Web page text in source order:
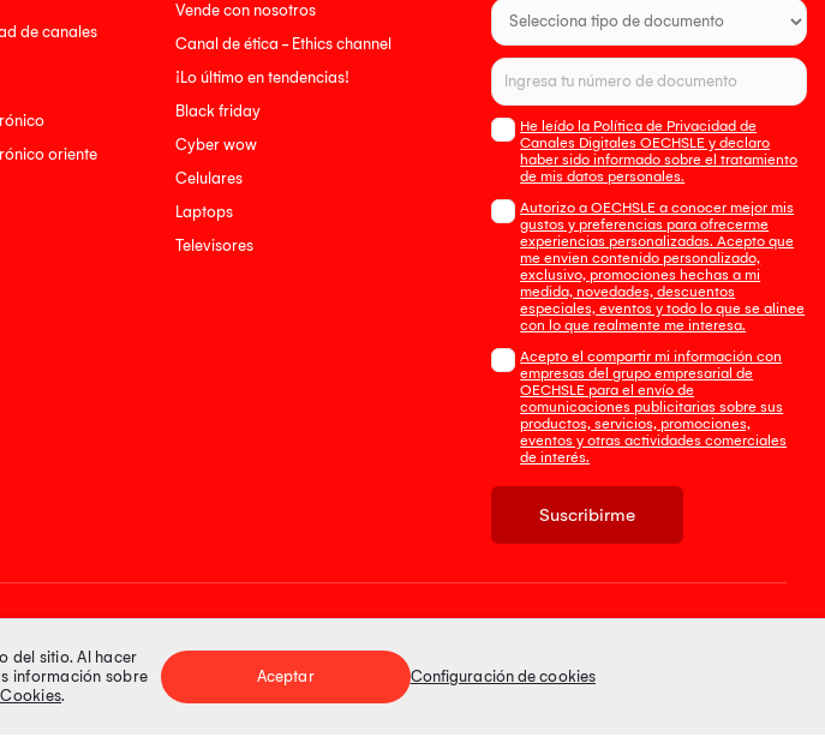
de canales
oriente
Vende con nosotros
Canal de ética - Ethics channel
¡Lo último en tendencias!
Black friday
Cyber wow
Celulares
Laptops
Televisores
He leído la Política de Privacidad de
Canales Digitales OECHSLE y declaro
haber sido informado sobre el tratamiento
de mis datos personales.
Autorizo a OECHSLE a conocer mejor mis
gustos y preferencias para ofrecerme
experiencias personalizadas. Acepto que
me envien contenido personalizado,
exclusivo, promociones hechas a mi
medida, novedades, descuentos
especiales, eventos y todo lo que se alinee
con lo que realmente me interesa.
Acepto el compartir mi información con
empresas del grupo empresarial de
OECHSLE para el envío de
comunicaciones publicitarias sobre sus
productos, servicios, promociones,
eventos y otras actividades comerciales
de interés.
Suscribirme
Tienda 100% Segura
del sitio. Al hacer
información sobre
.
Aceptar Configuración de cookies